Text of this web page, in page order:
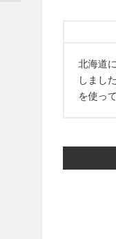
北海道
しまし
を使っ